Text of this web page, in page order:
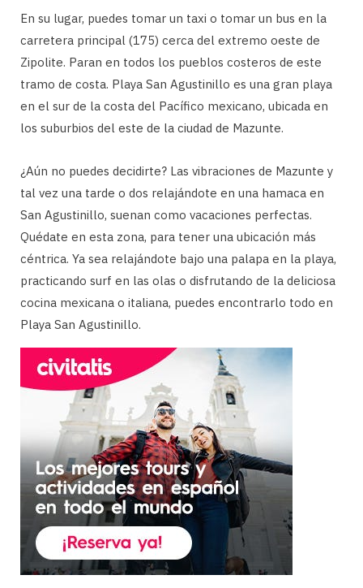
En su lugar, puedes tomar un taxi o tomar un bus en la
carretera principal (175) cerca del extremo oeste de
Zipolite. Paran en todos los pueblos costeros de este
tramo de costa. Playa San Agustinillo es una gran playa
en el sur de la costa del Pacífico mexicano, ubicada en
los suburbios del este de la ciudad de Mazunte.
¿Aún no puedes decidirte? Las vibraciones de Mazunte y
tal vez una tarde o dos relajándote en una hamaca en
San Agustinillo, suenan como vacaciones perfectas.
Quédate en esta zona, para tener una ubicación más
céntrica. Ya sea relajándote bajo una palapa en la playa,
practicando surf en las olas o disfrutando de la deliciosa
cocina mexicana o italiana, puedes encontrarlo todo en
Playa San Agustinillo.